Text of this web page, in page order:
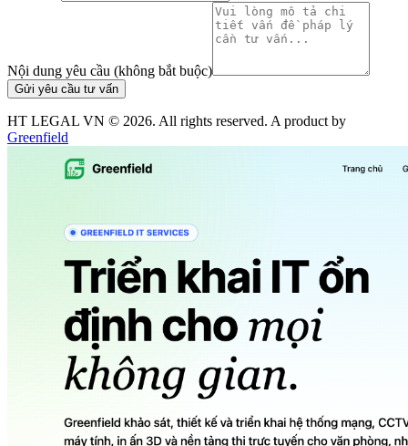
Nội dung yêu cầu (không bắt buộc)
Gửi yêu cầu tư vấn
HT LEGAL VN © 2026. All rights reserved. A product by
Greenfield